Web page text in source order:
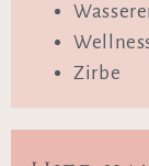
Zirbe